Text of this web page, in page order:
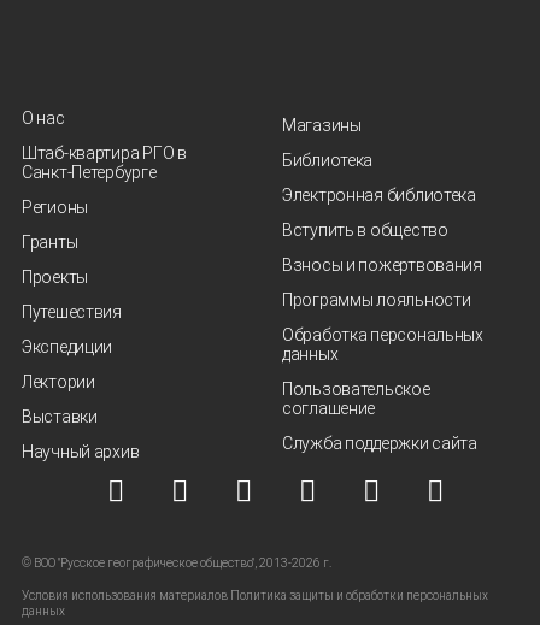
О нас
Штаб-квартира РГО в
Санкт‑Петербурге
Регионы
Гранты
Проекты
Путешествия
Экспедиции
Лектории
Выставки
Научный архив
Магазины
Библиотека
Электронная библиотека
Вступить в общество
Взносы и пожертвования
Программы лояльности
Обработка персональных
данных
Пользовательское
соглашение
Служба поддержки сайта
© ВОО "Русское географическое общество", 2013-2026 г.
Условия использования материалов Политика защиты и обработки персональных
данных